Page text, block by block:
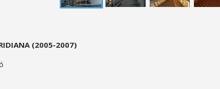
(2005-2007)